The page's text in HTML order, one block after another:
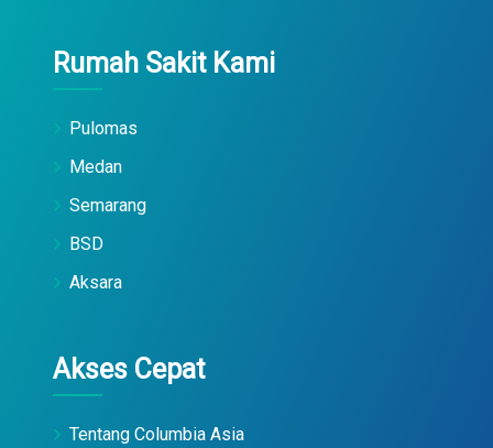
Rumah Sakit Kami
Pulomas
Medan
Semarang
BSD
Aksara
Akses Cepat
Tentang Columbia Asia